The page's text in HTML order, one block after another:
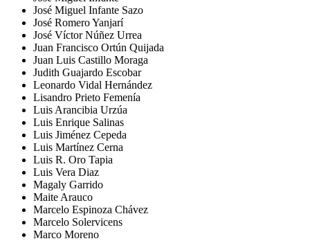
José Miguel Infante Sazo
José Romero Yanjarí
José Víctor Núñez Urrea
Juan Francisco Ortún Quijada
Juan Luis Castillo Moraga
Judith Guajardo Escobar
Leonardo Vidal Hernández
Lisandro Prieto Femenía
Luis Arancibia Urzúa
Luis Enrique Salinas
Luis Jiménez Cepeda
Luis Martínez Cerna
Luis R. Oro Tapia
Luis Vera Diaz
Magaly Garrido
Maite Arauco
Marcelo Espinoza Chávez
Marcelo Solervicens
Marco Moreno